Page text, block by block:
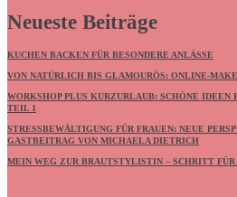
Neueste Beiträge
KUCHEN BACKEN FÜR BESONDERE ANLÄSSE
VON NATÜRLICH BIS GLAMOURÖS: ONLINE-
WORKSHOP PLUS KURZURLAUB: SCHÖNE IDEEN
TEIL 1
STRESSBEWÄLTIGUNG FÜR FRAUEN: NEUE
GASTBEITRAG VON MICHAELA DIETRICH
MEIN WEG ZUR BRAUTSTYLISTIN – SCHRITT